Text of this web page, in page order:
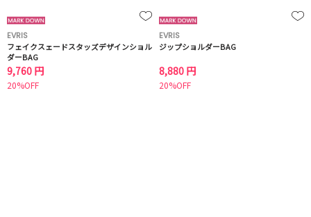
EVRIS
フェイクスェードスタッズデザインショル
ダーBAG
9,760 円
20%OFF
EVRIS
ジップショルダーBAG
8,880 円
20%OFF